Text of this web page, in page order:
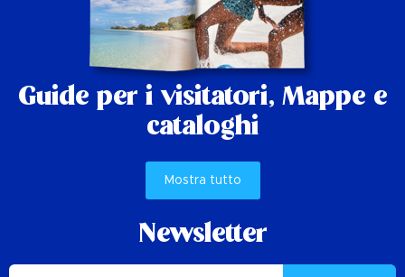
Guide per i visitatori, Mappe e
cataloghi
Mostra tutto
Newsletter